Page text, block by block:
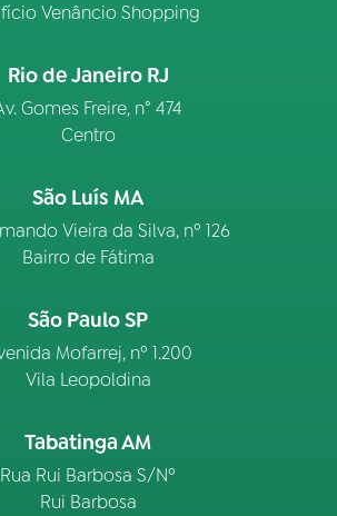
Venâncio Shopping
Rio de Janeiro RJ
Gomes Freire, n° 474
Centro
São Luís MA
Vieira da Silva, nº 126
Bairro de Fátima
São Paulo SP
Mofarrej, nº 1.200
Vila Leopoldina
Tabatinga AM
Rua Rui Barbosa S/Nº
Rui Barbosa